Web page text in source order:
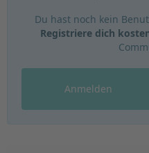
Du hast noch kein
Registriere dich
Anmelden